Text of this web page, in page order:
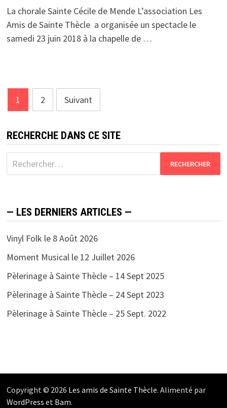
La chorale Sainte Cécile de Mende L’association Les
Amis de Sainte Thècle a organisée un spectacle le
samedi 23 juin 2018 à la chapelle de …
Pagination
des
publications
1 2 Suivant
RECHERCHE DANS CE SITE
Rechercher :
— LES DERNIERS ARTICLES —
Vinyl Folk le 8 Août 2026
Moment Musical le 12 Juillet 2026
Pèlerinage à Sainte Thècle – 14 Sept 2025
Pèlerinage à Sainte Thècle – 24 Sept 2023
Pèlerinage à Sainte Thècle – 25 Sept. 2022
Copyright © 2026 Les amis de Sainte Thècle. Alimenté par
WordPress et Bam.